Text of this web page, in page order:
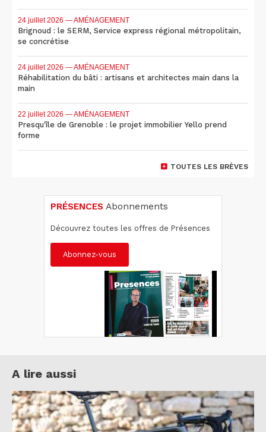
24 juillet 2026 — AMÉNAGEMENT
Brignoud : le SERM, Service express régional métropolitain,
se concrétise
24 juillet 2026 — AMÉNAGEMENT
Réhabilitation du bâti : artisans et architectes main dans la
main
22 juillet 2026 — AMÉNAGEMENT
Presqu'île de Grenoble : le projet immobilier Yello prend
forme
TOUTES LES BRÈVES
PRÉSENCES Abonnements
Découvrez toutes les offres de Présences
Abonnez-vous
A lire aussi